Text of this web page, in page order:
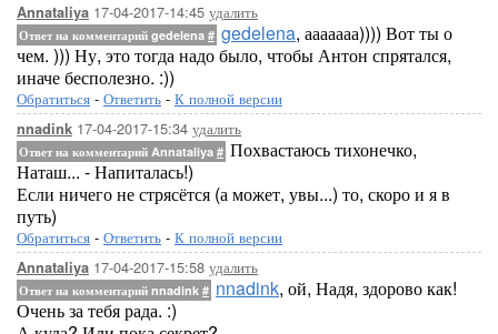
Annataliya 17-04-2017-14:45 удалить
Ответ на комментарий gedelena # gedelena, ааааааа)))) Вот ты о
чем. ))) Ну, это тогда надо было, чтобы Антон спрятался,
иначе бесполезно. :))
Обратиться - Ответить - К полной версии
nnadink 17-04-2017-15:34 удалить
Ответ на комментарий Annataliya # Похвастаюсь тихонечко,
Наташ... - Напиталась!)
Если ничего не стрясётся (а может, увы...) то, скоро и я в
путь)
Обратиться - Ответить - К полной версии
Annataliya 17-04-2017-15:58 удалить
Ответ на комментарий nnadink # nnadink, ой, Надя, здорово как!
Очень за тебя рада. :)